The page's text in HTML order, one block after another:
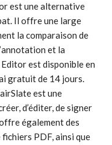
est une alternative
Il offre une large
la comparaison de
et la
est disponible en
gratuit de 14 jours.
est une
d’éditer, de signer
également des
PDF, ainsi que